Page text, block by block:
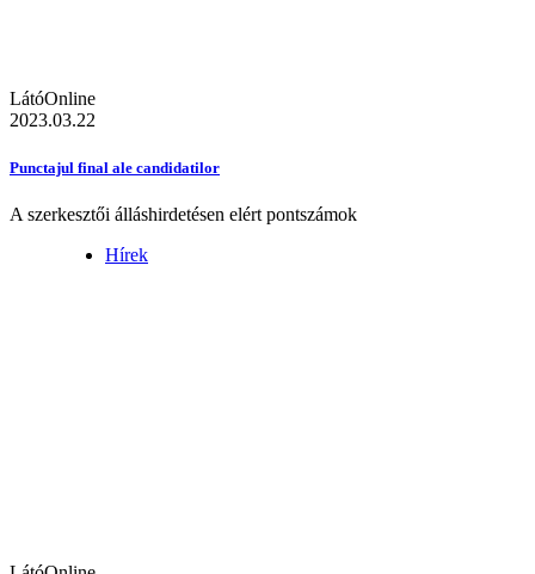
LátóOnline
2023.03.22
Punctajul final ale candidatilor
A szerkesztői álláshirdetésen elért pontszámok
Hírek